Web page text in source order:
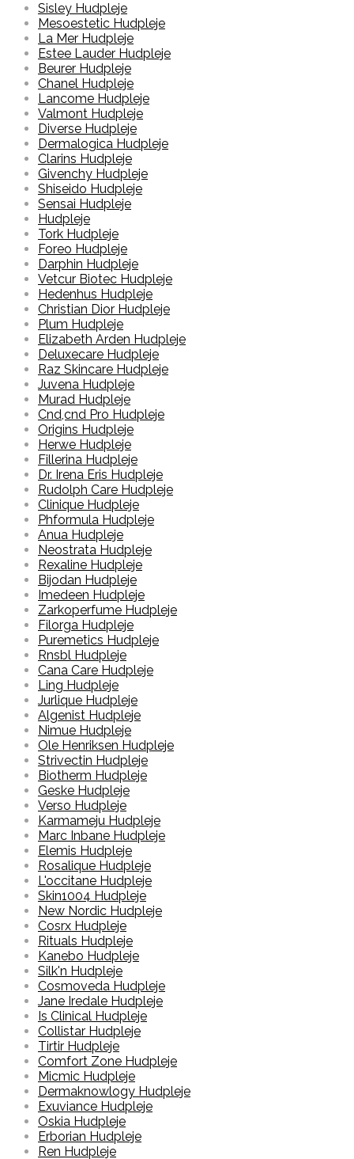
Sisley Hudpleje
Mesoestetic Hudpleje
La Mer Hudpleje
Estee Lauder Hudpleje
Beurer Hudpleje
Chanel Hudpleje
Lancome Hudpleje
Valmont Hudpleje
Diverse Hudpleje
Dermalogica Hudpleje
Clarins Hudpleje
Givenchy Hudpleje
Shiseido Hudpleje
Sensai Hudpleje
Hudpleje
Tork Hudpleje
Foreo Hudpleje
Darphin Hudpleje
Vetcur Biotec Hudpleje
Hedenhus Hudpleje
Christian Dior Hudpleje
Plum Hudpleje
Elizabeth Arden Hudpleje
Deluxecare Hudpleje
Raz Skincare Hudpleje
Juvena Hudpleje
Murad Hudpleje
Cnd,cnd Pro Hudpleje
Origins Hudpleje
Herwe Hudpleje
Fillerina Hudpleje
Dr. Irena Eris Hudpleje
Rudolph Care Hudpleje
Clinique Hudpleje
Phformula Hudpleje
Anua Hudpleje
Neostrata Hudpleje
Rexaline Hudpleje
Bijodan Hudpleje
Imedeen Hudpleje
Zarkoperfume Hudpleje
Filorga Hudpleje
Puremetics Hudpleje
Rnsbl Hudpleje
Cana Care Hudpleje
Ling Hudpleje
Jurlique Hudpleje
Algenist Hudpleje
Nimue Hudpleje
Ole Henriksen Hudpleje
Strivectin Hudpleje
Biotherm Hudpleje
Geske Hudpleje
Verso Hudpleje
Karmameju Hudpleje
Marc Inbane Hudpleje
Elemis Hudpleje
Rosalique Hudpleje
L'occitane Hudpleje
Skin1004 Hudpleje
New Nordic Hudpleje
Cosrx Hudpleje
Rituals Hudpleje
Kanebo Hudpleje
Silk'n Hudpleje
Cosmoveda Hudpleje
Jane Iredale Hudpleje
Is Clinical Hudpleje
Collistar Hudpleje
Tirtir Hudpleje
Comfort Zone Hudpleje
Micmic Hudpleje
Dermaknowlogy Hudpleje
Exuviance Hudpleje
Oskia Hudpleje
Erborian Hudpleje
Ren Hudpleje